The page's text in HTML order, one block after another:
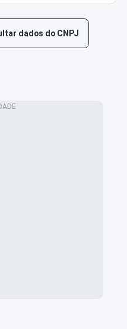
dados do CNPJ